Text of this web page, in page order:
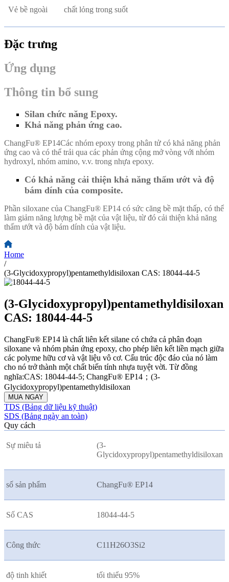
Vẻ bề ngoài chất lỏng trong suốt
Đặc trưng
Ứng dụng
Thông tin bổ sung
Silan chức năng Epoxy.
Khả năng phản ứng cao.
ChangFu® EP14Các nhóm epoxy trong phân tử có khả năng phản
ứng cao và có thể trải qua các phản ứng cộng mở vòng với nhóm
hydroxyl, nhóm amino, v.v. trong nhựa epoxy.
Có khả năng cải thiện khả năng thấm ướt và độ
bám dính của composite.
Phần siloxane của ChangFu® EP14 có sức căng bề mặt thấp, có thể
làm giảm năng lượng bề mặt của vật liệu, từ đó cải thiện khả năng
thấm ướt và độ bám dính của vật liệu.
Home
/
(3-Glycidoxypropyl)pentamethyldisiloxan CAS: 18044-44-5
(3-Glycidoxypropyl)pentamethyldisiloxan
CAS: 18044-44-5
ChangFu® EP14 là chất liên kết silane có chứa cả phân đoạn
siloxane và nhóm phản ứng epoxy, cho phép liên kết liền mạch giữa
các polyme hữu cơ và vật liệu vô cơ. Cấu trúc độc đáo của nó làm
cho nó trở thành một chất biến tính nhựa tuyệt vời. Từ đồng
nghĩa:CAS: 18044-44-5; ChangFu® EP14；(3-
Glycidoxypropyl)pentamethyldisiloxan
MUA NGAY
TDS (Bảng dữ liệu kỹ thuật)
SDS (Bảng ngày an toàn)
Quy cách
Sự miêu tả
(3-
Glycidoxypropyl)pentamethyldisiloxan
số sản phẩm ChangFu® EP14
Số CAS 18044-44-5
Công thức C11H26O3Si2
độ tinh khiết tối thiểu 95%